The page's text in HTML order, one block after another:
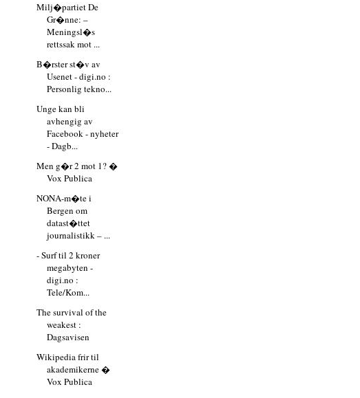
Milj�partiet De
Gr�nne: –
Meningsl�s
rettssak mot ...
B�rster st�v av
Usenet - digi.no :
Personlig tekno...
Unge kan bli
avhengig av
Facebook - nyheter
- Dagb...
Men g�r 2 mot 1? �
Vox Publica
NONA-m�te i
Bergen om
datast�ttet
journalistikk – ...
- Surf til 2 kroner
megabyten -
digi.no :
Tele/Kom...
The survival of the
weakest :
Dagsavisen
Wikipedia frir til
akademikerne �
Vox Publica